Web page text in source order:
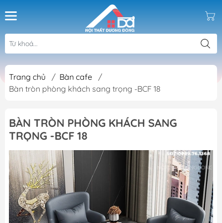
Trang chủ / Bàn cafe
/
Bàn tròn phòng khách sang trọng -BCF 18
BÀN TRÒN PHÒNG KHÁCH SANG
TRỌNG -BCF 18